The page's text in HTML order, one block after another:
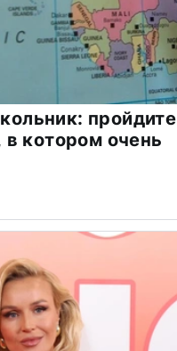
пройдите
в котором очень